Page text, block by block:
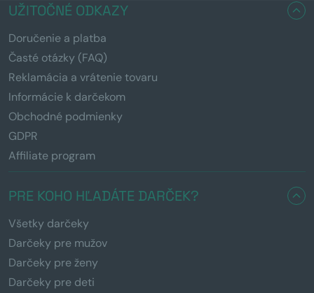
UŽITOČNÉ ODKAZY
Doručenie a platba
Časté otázky (FAQ)
Reklamácia a vrátenie tovaru
Informácie k darčekom
Obchodné podmienky
GDPR
Affiliate program
PRE KOHO HĽADÁTE DARČEK?
Všetky darčeky
Darčeky pre mužov
Darčeky pre ženy
Darčeky pre deti